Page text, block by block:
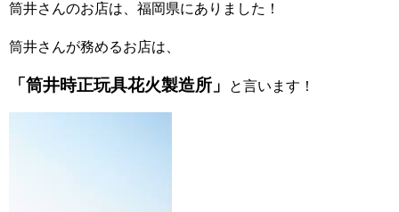
筒井さんのお店は、福岡県にありました！
筒井さんが務めるお店は、
「筒井時正玩具花火製造所」 と言います！